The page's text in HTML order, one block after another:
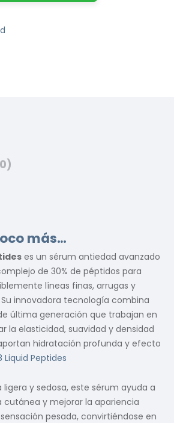
más…
es un sérum antiedad avanzado
de 30% de péptidos para
líneas finas, arrugas y
innovadora tecnología combina
última generación que trabajan en
la elasticidad, suavidad y densidad
hidratación profunda y efecto
Liquid Peptides
y sedosa, este sérum ayuda a
cutánea y mejorar la apariencia
pesada, convirtiéndose en